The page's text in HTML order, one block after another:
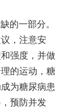
的一部分。
，注意安
强度，并做
的运动，糖
为糖尿病患
预防并发